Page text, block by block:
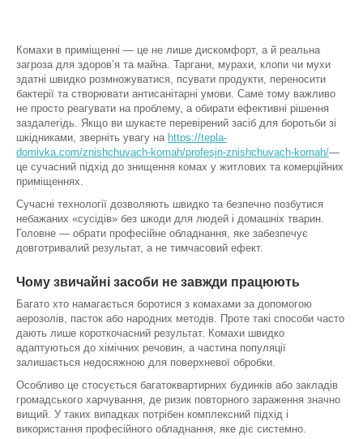
Комахи в приміщенні — це не лише дискомфорт, а й реальна
загроза для здоров’я та майна. Таргани, мурахи, клопи чи мухи
здатні швидко розмножуватися, псувати продукти, переносити
бактерії та створювати антисанітарні умови. Саме тому важливо
не просто реагувати на проблему, а обирати ефективні рішення
заздалегідь. Якщо ви шукаєте перевірений засіб для боротьби зі
шкідниками, зверніть увагу на https://tepla-
domivka.com/znishchuvach-komah/profesjn-znishchuvach-komah/—
це сучасний підхід до знищення комах у житлових та комерційних
приміщеннях.
Сучасні технології дозволяють швидко та безпечно позбутися
небажаних «сусідів» без шкоди для людей і домашніх тварин.
Головне — обрати професійне обладнання, яке забезпечує
довготривалий результат, а не тимчасовий ефект.
Чому звичайні засоби не завжди працюють
Багато хто намагається боротися з комахами за допомогою
аерозолів, пасток або народних методів. Проте такі способи часто
дають лише короткочасний результат. Комахи швидко
адаптуються до хімічних речовин, а частина популяції
залишається недосяжною для поверхневої обробки.
Особливо це стосується багатоквартирних будинків або закладів
громадського харчування, де ризик повторного зараження значно
вищий. У таких випадках потрібен комплексний підхід і
використання професійного обладнання, яке діє системно.